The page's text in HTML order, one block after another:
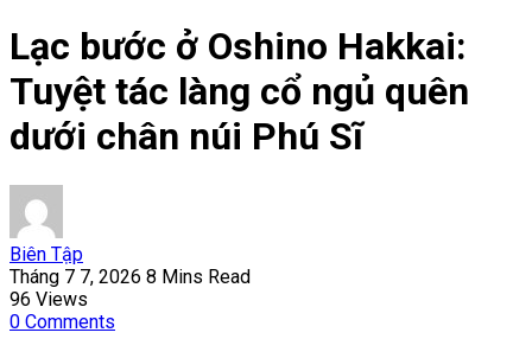
Lạc bước ở Oshino Hakkai:
Tuyệt tác làng cổ ngủ quên
dưới chân núi Phú Sĩ
Biên Tập
Tháng 7 7, 2026 8 Mins Read
96 Views
0 Comments